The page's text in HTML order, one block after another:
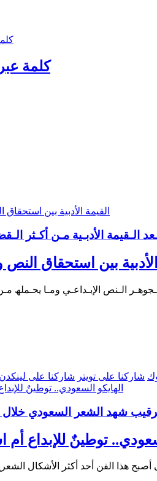
(أدب) كلمة
بين استحقاق
شاركنا على تويتر شاركنا على لينكدن
توطينٌ للإبداع